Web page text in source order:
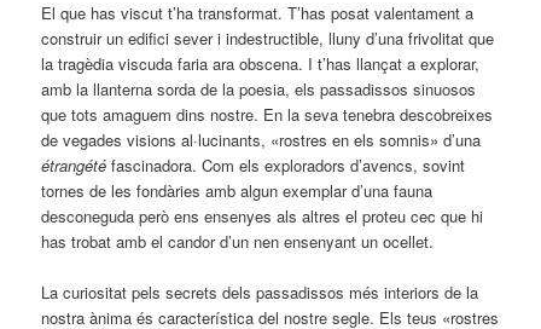
El que has viscut t’ha transformat. T’has posat valentament a
construir un edifici sever i indestructible, lluny d’una frivolitat que
la tragèdia viscuda faria ara obscena. I t’has llançat a explorar,
amb la llanterna sorda de la poesia, els passadissos sinuosos
que tots amaguem dins nostre. En la seva tenebra descobreixes
de vegades visions al·lucinants, «rostres en els somnis» d’una
étrangétéfascinadora. Com els exploradors d’avencs, sovint
tornes de les fondàries amb algun exemplar d’una fauna
desconeguda però ens ensenyes als altres el proteu cec que hi
has trobat amb el candor d’un nen ensenyant un ocellet.
La curiositat pels secrets dels passadissos més interiors de la
nostra ànima és característica del nostre segle. Els teus «rostres